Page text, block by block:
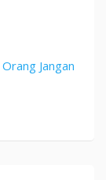
Jangan